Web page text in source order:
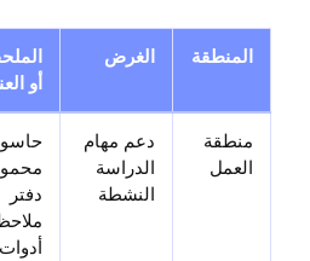
المنطقة الغرض
أو
منطقة
العمل
دعم مهام
الدراسة
النشطة
دفتر